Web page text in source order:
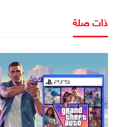
ذات صلة